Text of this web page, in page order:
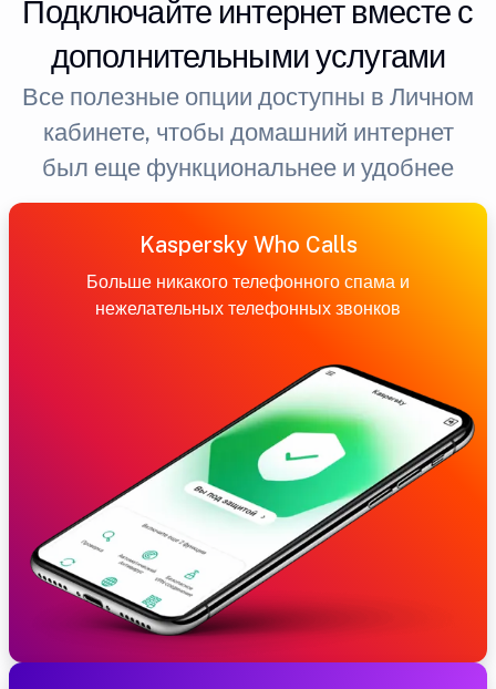
Подключайте интернет вместе с
дополнительными услугами
Все полезные опции доступны в Личном
кабинете, чтобы домашний интернет
был еще функциональнее и удобнее
Kaspersky Who Calls
Больше никакого телефонного спама и
нежелательных телефонных звонков